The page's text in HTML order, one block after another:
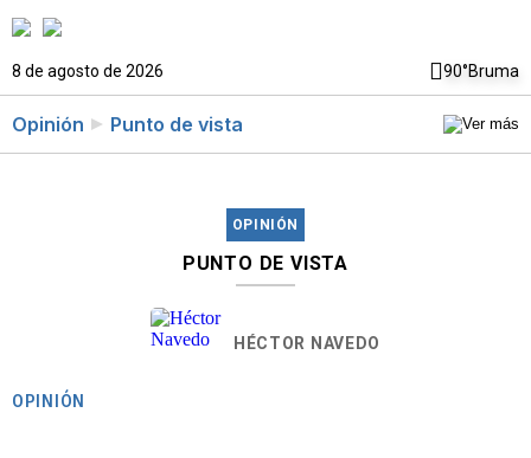
8 de agosto de 2026 90°Bruma
Opinión Punto de vista
OPINIÓN
PUNTO DE VISTA
HÉCTOR NAVEDO
OPINIÓN